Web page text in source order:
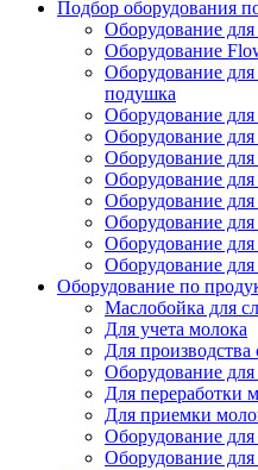
Подбор оборудования
Оборудование
Оборудование
Оборудование
подушка
Оборудование
Оборудование
Оборудование
Оборудование
Оборудование
Оборудование для
Оборудование
Оборудование
Оборудование по
Маслобойка для
Для учета молока
Для производства
Оборудование для
Для переработки
Для приемки
Оборудование
Оборудование